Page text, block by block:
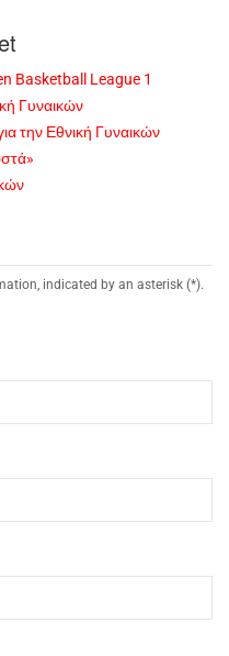
Basketball League 1
Γυναικών
την Εθνική Γυναικών
indicated by an asterisk (*).